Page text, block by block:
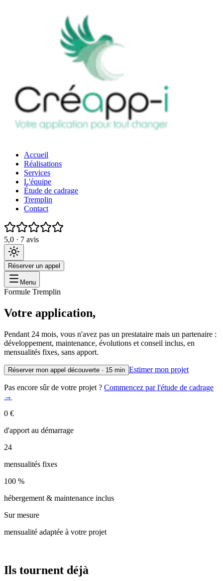
Accueil
Réalisations
Services
L'équipe
Étude de cadrage
Tremplin
Contact
5,0 · 7 avis
Réserver un appel
Menu
Formule Tremplin
Votre application,
Pendant 24 mois, vous n'avez pas un prestataire mais un partenaire :
développement, maintenance, évolutions et conseil inclus, en
mensualités fixes, sans apport.
Réserver mon appel découverte · 15 min Estimer mon projet
Pas encore sûr de votre projet ? Commencez par l'étude de cadrage
→
0 €
d'apport au démarrage
24
mensualités fixes
100 %
hébergement & maintenance inclus
Sur mesure
mensualité adaptée à votre projet
Ils tournent déjà